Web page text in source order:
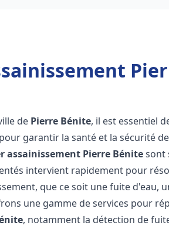
de Pierre Bénite, il est essentiel
garantir la santé et la sécurité
assainissement Pierre Bénitesont
intervient rapidement pour
que ce soit une fuite d'eau,
une gamme de services pour
, notamment la détection de